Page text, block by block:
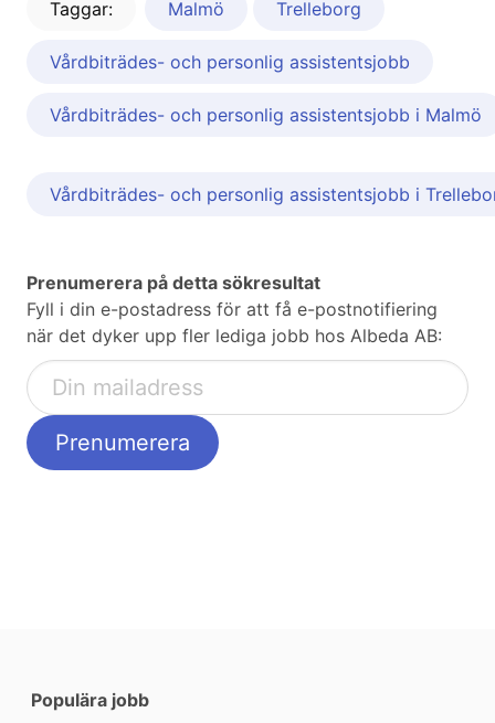
Taggar: Malmö Trelleborg
Vårdbiträdes- och personlig assistentsjobb
Vårdbiträdes- och personlig assistentsjobb i Malmö
Vårdbiträdes- och personlig assistentsjobb i
Prenumerera på detta sökresultat
Fyll i din e-postadress för att få e-postnotifiering
när det dyker upp fler lediga jobb hos Albeda AB:
Populära jobb